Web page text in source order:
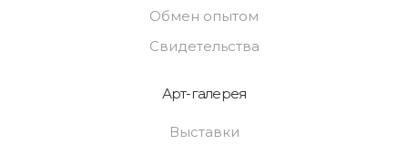
Обмен опытом
Свидетельства
Арт-галерея
Выставки